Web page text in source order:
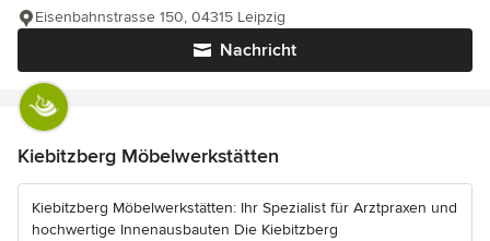
Nachricht
Eisenbahnstrasse 150, 04315 Leipzig
Kiebitzberg Möbelwerkstätten
Kiebitzberg Möbelwerkstätten: Ihr Spezialist für Arztpraxen und
hochwertige Innenausbauten Die Kiebitzberg